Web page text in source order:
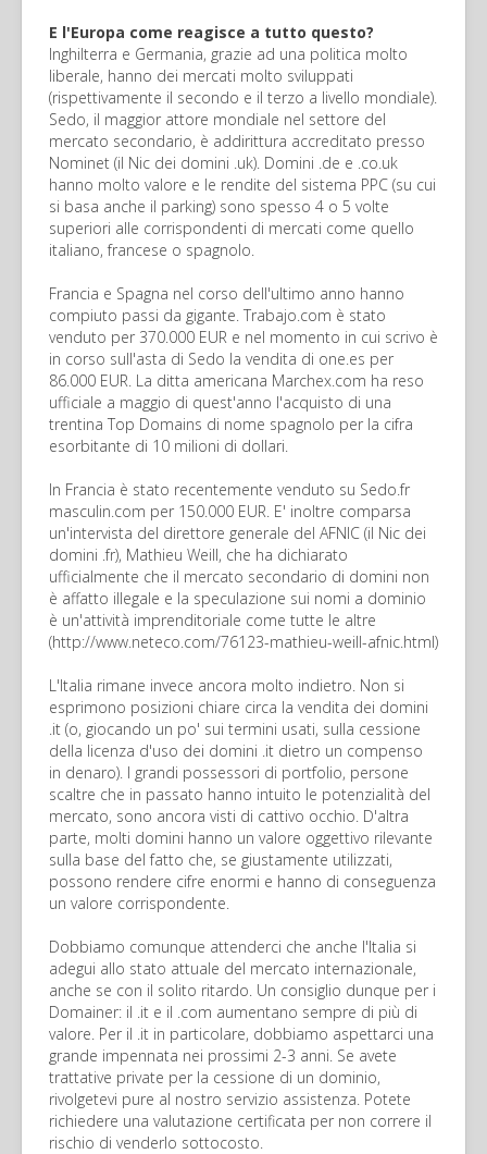
E l'Europa come reagisce a tutto questo?
Inghilterra e Germania, grazie ad una politica molto
liberale, hanno dei mercati molto sviluppati
(rispettivamente il secondo e il terzo a livello mondiale).
Sedo, il maggior attore mondiale nel settore del
mercato secondario, è addirittura accreditato presso
Nominet (il Nic dei domini .uk). Domini .de e .co.uk
hanno molto valore e le rendite del sistema PPC (su cui
si basa anche il parking) sono spesso 4 o 5 volte
superiori alle corrispondenti di mercati come quello
italiano, francese o spagnolo.
Francia e Spagna nel corso dell'ultimo anno hanno
compiuto passi da gigante. Trabajo.com è stato
venduto per 370.000 EUR e nel momento in cui scrivo è
in corso sull'asta di Sedo la vendita di one.es per
86.000 EUR. La ditta americana Marchex.com ha reso
ufficiale a maggio di quest'anno l'acquisto di una
trentina Top Domains di nome spagnolo per la cifra
esorbitante di 10 milioni di dollari.
In Francia è stato recentemente venduto su Sedo.fr
masculin.com per 150.000 EUR. E' inoltre comparsa
un'intervista del direttore generale del AFNIC (il Nic dei
domini .fr), Mathieu Weill, che ha dichiarato
ufficialmente che il mercato secondario di domini non
è affatto illegale e la speculazione sui nomi a dominio
è un'attività imprenditoriale come tutte le altre
(http://www.neteco.com/76123-mathieu-weill-afnic.html)
L'Italia rimane invece ancora molto indietro. Non si
esprimono posizioni chiare circa la vendita dei domini
.it (o, giocando un po' sui termini usati, sulla cessione
della licenza d'uso dei domini .it dietro un compenso
in denaro). I grandi possessori di portfolio, persone
scaltre che in passato hanno intuito le potenzialità del
mercato, sono ancora visti di cattivo occhio. D'altra
parte, molti domini hanno un valore oggettivo rilevante
sulla base del fatto che, se giustamente utilizzati,
possono rendere cifre enormi e hanno di conseguenza
un valore corrispondente.
Dobbiamo comunque attenderci che anche l'Italia si
adegui allo stato attuale del mercato internazionale,
anche se con il solito ritardo. Un consiglio dunque per i
Domainer: il .it e il .com aumentano sempre di più di
valore. Per il .it in particolare, dobbiamo aspettarci una
grande impennata nei prossimi 2-3 anni. Se avete
trattative private per la cessione di un dominio,
rivolgetevi pure al nostro servizio assistenza. Potete
richiedere una valutazione certificata per non correre il
rischio di venderlo sottocosto.